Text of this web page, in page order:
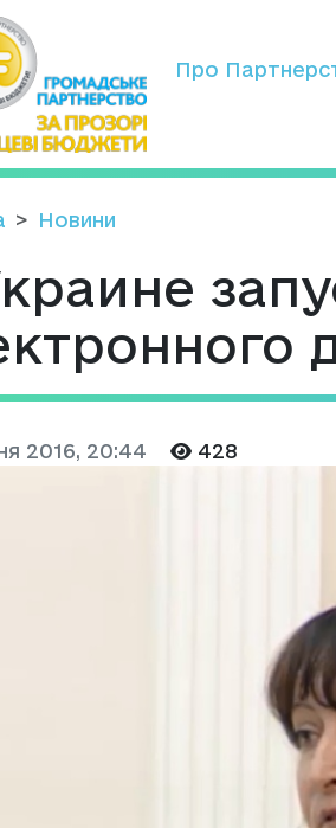
Про
Новини
2016, 20:44 428